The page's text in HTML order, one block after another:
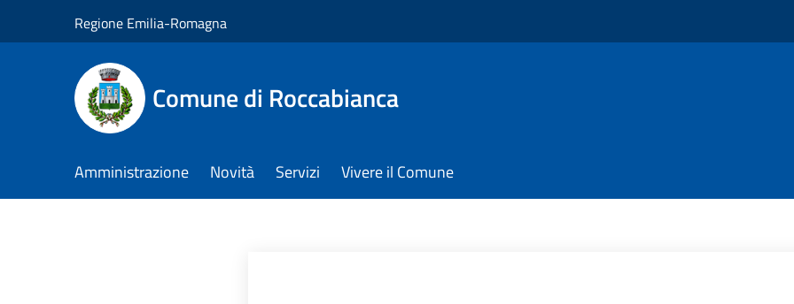
Regione Emilia-Romagna
Comune di Roccabianca
Amministrazione Novità Servizi Vivere il Comune